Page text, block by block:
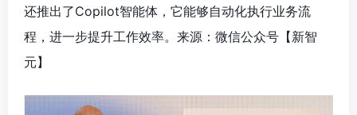
还推出了Copilot智能体，它能够自动化执行业务流
程，进一步提升工作效率。来源：微信公众号【新智
元】